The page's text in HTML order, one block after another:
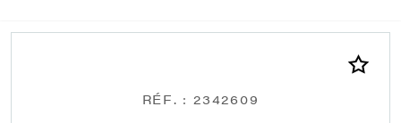
RÉF. : 2342609